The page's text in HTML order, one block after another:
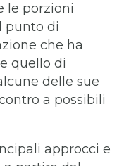
le porzioni
punto di
che ha
quello di
delle sue
a possibili
approcci e